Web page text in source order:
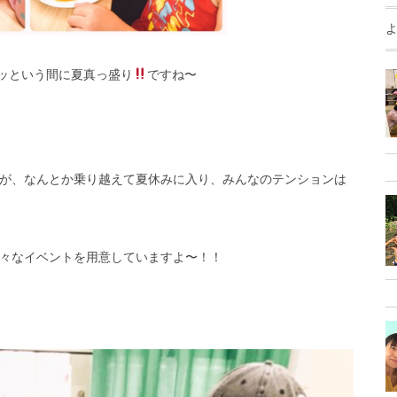
いう間に夏真っ盛り ですね〜
、なんとか乗り越えて夏休みに入り、みんなのテンションは
なイベントを用意していますよ〜！！